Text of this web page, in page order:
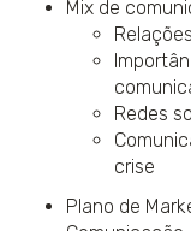
Mix de
Redes
Plano de